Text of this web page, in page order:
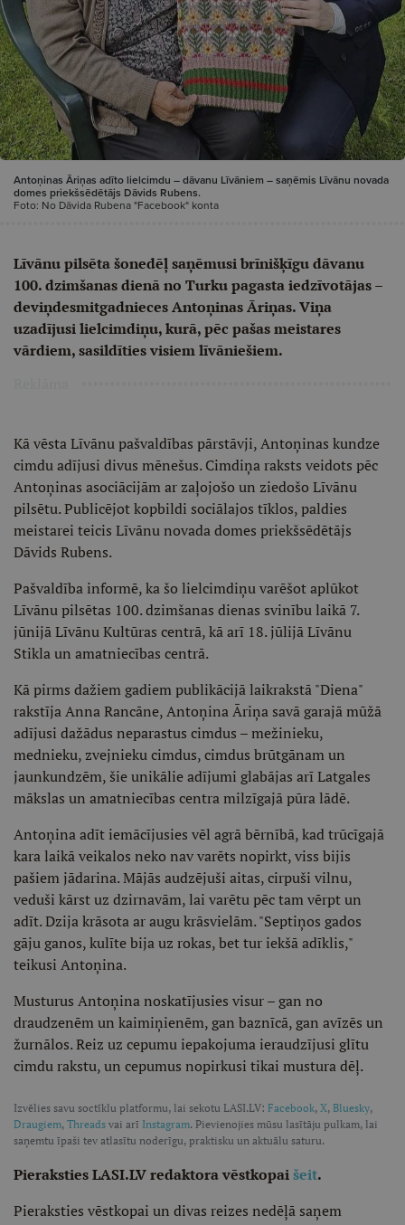
Antoņinas Āriņas adīto lielcimdu – dāvanu Līvāniem – saņēmis Līvānu novada
domes priekšsēdētājs Dāvids Rubens.
Foto: No Dāvida Rubena "Facebook" konta
Līvānu pilsēta šonedēļ saņēmusi brīnišķīgu dāvanu
100. dzimšanas dienā no Turku pagasta iedzīvotājas –
deviņdesmitgadnieces Antoņinas Āriņas. Viņa
uzadījusi lielcimdiņu, kurā, pēc pašas meistares
vārdiem, sasildīties visiem līvāniešiem.
Kā vēsta Līvānu pašvaldības pārstāvji, Antoņinas kundze
cimdu adījusi divus mēnešus. Cimdiņa raksts veidots pēc
Antoņinas asociācijām ar zaļojošo un ziedošo Līvānu
pilsētu. Publicējot kopbildi sociālajos tīklos, paldies
meistarei teicis Līvānu novada domes priekšsēdētājs
Dāvids Rubens.
Pašvaldība informē, ka šo lielcimdiņu varēšot aplūkot
Līvānu pilsētas 100. dzimšanas dienas svinību laikā 7.
jūnijā Līvānu Kultūras centrā, kā arī 18. jūlijā Līvānu
Stikla un amatniecības centrā.
Kā pirms dažiem gadiem publikācijā laikrakstā "Diena"
rakstīja Anna Rancāne, Antoņina Āriņa savā garajā mūžā
adījusi dažādus neparastus cimdus – mežinieku,
mednieku, zvejnieku cimdus, cimdus brūtgānam un
jaunkundzēm, šie unikālie adījumi glabājas arī Latgales
mākslas un amatniecības centra milzīgajā pūra lādē.
Antoņina adīt iemācījusies vēl agrā bērnībā, kad trūcīgajā
kara laikā veikalos neko nav varēts nopirkt, viss bijis
pašiem jādarina. Mājās audzējuši aitas, cirpuši vilnu,
veduši kārst uz dzirnavām, lai varētu pēc tam vērpt un
adīt. Dzija krāsota ar augu krāsvielām. "Septiņos gados
gāju ganos, kulīte bija uz rokas, bet tur iekšā adīklis,"
teikusi Antoņina.
Musturus Antoņina noskatījusies visur – gan no
draudzenēm un kaimiņienēm, gan baznīcā, gan avīzēs un
žurnālos. Reiz uz cepumu iepakojuma ieraudzījusi glītu
cimdu rakstu, un cepumus nopirkusi tikai mustura dēļ.
Izvēlies savu soctīklu platformu, lai sekotu LASI.LV: Facebook, X, Bluesky,
Draugiem, Threads vai arī Instagram. Pievienojies mūsu lasītāju pulkam, lai
saņemtu īpaši tev atlasītu noderīgu, praktisku un aktuālu saturu.
Pieraksties LASI.LV redaktora vēstkopaišeit.
Pieraksties vēstkopai un divas reizes nedēļā saņem